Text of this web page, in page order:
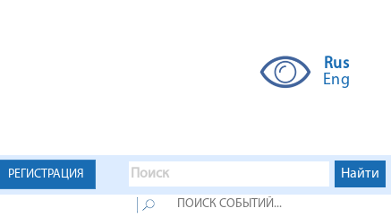
Rus
Eng
РЕГИСТРАЦИЯ